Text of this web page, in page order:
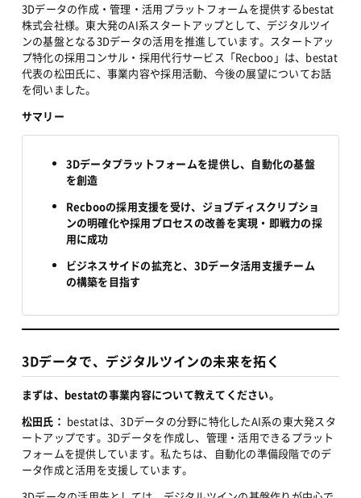
3Dデータの作成・管理・活用プラットフォームを提供するbestat
株式会社様。東大発のAI系スタートアップとして、デジタルツイ
ンの基盤となる3Dデータの活用を推進しています。スタートアッ
プ特化の採用コンサル・採用代行サービス「Recboo」は、bestat
代表の松田氏に、事業内容や採用活動、今後の展望についてお話
を伺いました。
サマリー
3Dデータプラットフォームを提供し、自動化の基盤
を創造
Recbooの採用支援を受け、ジョブディスクリプショ
ンの明確化や採用プロセスの改善を実現・即戦力の採
用に成功
ビジネスサイドの拡充と、3Dデータ活用支援チーム
の構築を目指す
3Dデータで、デジタルツインの未来を拓く
まずは、bestatの事業内容について教えてください。
松田氏： bestatは、3Dデータの分野に特化したAI系の東大発スタ
ートアップです。3Dデータを作成し、管理・活用できるプラット
フォームを提供しています。私たちは、自動化の準備段階でのデ
ータ作成と活用を支援しています。